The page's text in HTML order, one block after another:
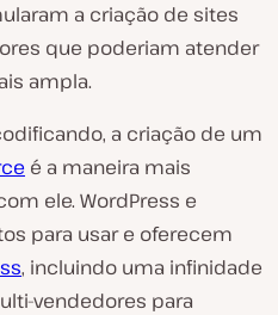
a criação de sites
que poderiam atender
ampla.
a criação de um
é a maneira mais
ele. WordPress e
para usar e oferecem
, incluindo uma infinidade
vendedores para